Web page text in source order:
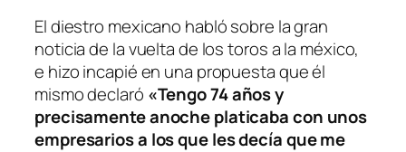
El diestro mexicano habló sobre la gran
noticia de la vuelta de los toros a la méxico,
e hizo incapié en una propuesta que él
mismo declaró «Tengo 74 años y
precisamente anoche platicaba con unos
empresarios a los que les decía que me